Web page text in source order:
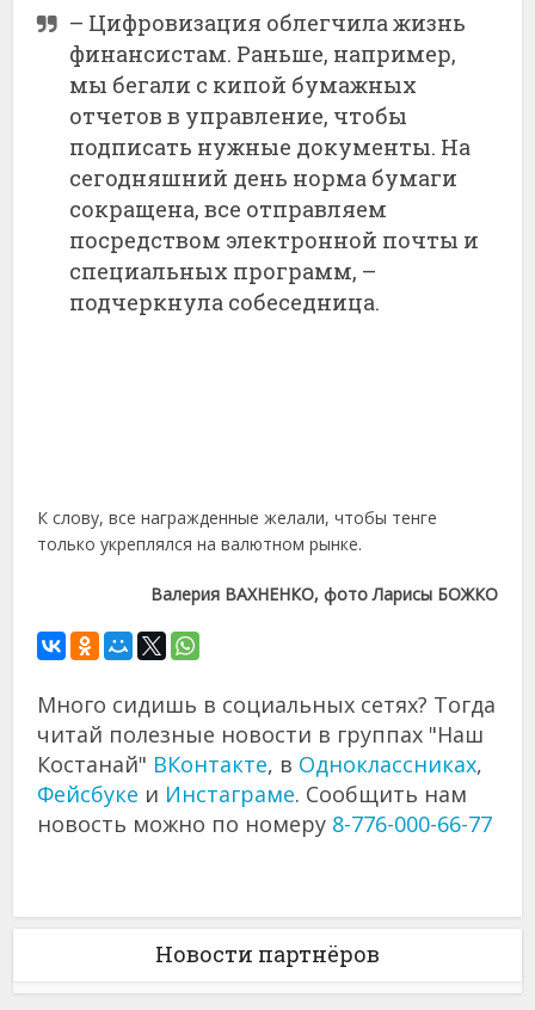
– Цифровизация облегчила жизнь
финансистам. Раньше, например,
мы бегали с кипой бумажных
отчетов в управление, чтобы
подписать нужные документы. На
сегодняшний день норма бумаги
сокращена, все отправляем
посредством электронной почты и
специальных программ, –
подчеркнула собеседница.
К слову, все награжденные желали, чтобы тенге
только укреплялся на валютном рынке.
Валерия ВАХНЕНКО, фото Ларисы БОЖКО
Много сидишь в социальных сетях? Тогда
читай полезные новости в группах "Наш
Костанай" ВКонтакте, в Одноклассниках,
Фейсбуке и Инстаграме. Сообщить нам
новость можно по номеру 8-776-000-66-77
Новости партнёров